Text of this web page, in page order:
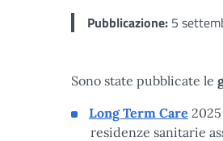
Pubblicazione: 5
Sono state pubblicate le
Long Term Care
residenze sanitarie